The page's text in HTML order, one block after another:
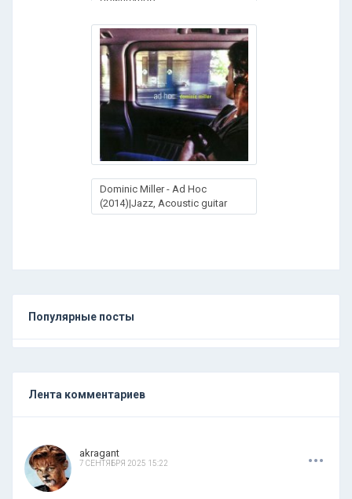
Dominic Miller - Ad Hoc
(2014)|Jazz, Acoustic guitar
Популярные посты
Лента комментариев
akragant
7 СЕНТЯБРЯ 2025 15:22 ...